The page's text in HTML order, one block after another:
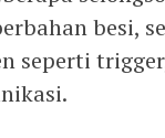
besi,
seperti